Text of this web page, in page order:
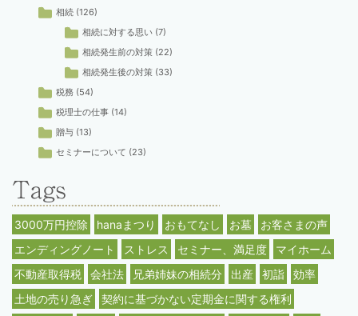
相続 (126)
相続に対する思い (7)
相続発生前の対策 (22)
相続発生後の対策 (33)
税務 (54)
税理士の仕事 (14)
贈与 (13)
セミナーについて (23)
3000万円控除 hanaまつり おもてなし お墓
お客さまの声
エンディングノート
ストレス セミナー、満足度
マイホーム
不動産取得税
会社法 兄弟姉妹の相続分 出産 初詣
効率
土地の売り急ぎ
契約に基づかない定期金に関する権利